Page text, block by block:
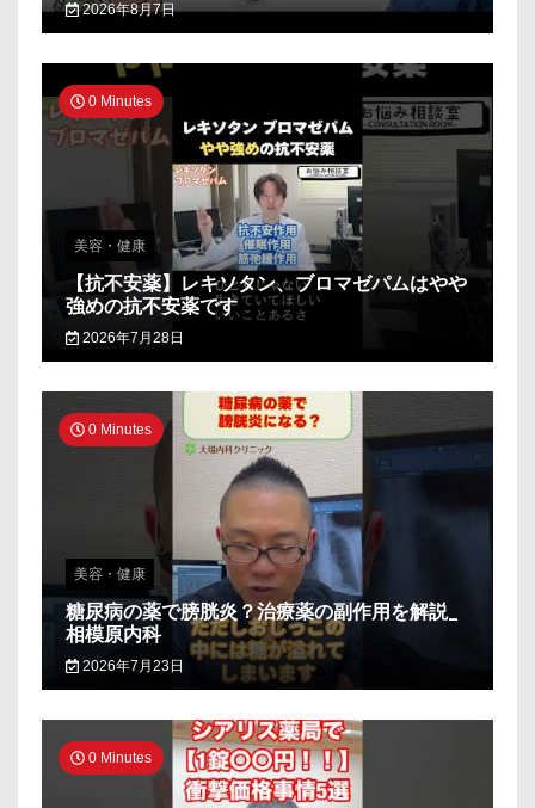
2026年8月7日
0 Minutes
美容・健康
【抗不安薬】レキソタン、ブロマゼパムはやや
強めの抗不安薬です
2026年7月28日
0 Minutes
美容・健康
糖尿病の薬で膀胱炎？治療薬の副作用を解説_
相模原内科
2026年7月23日
0 Minutes